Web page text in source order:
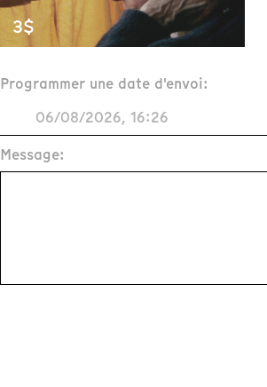
3$
Programmer une date d'envoi:
Message: